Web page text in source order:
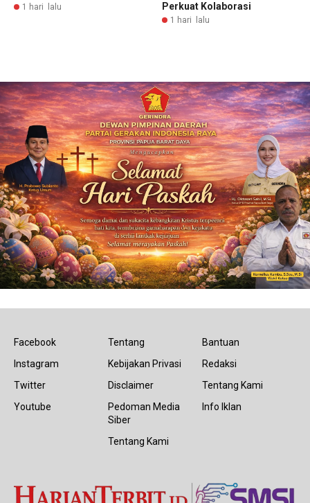
1 hari lalu
Perkuat Kolaborasi
1 hari lalu
Facebook
Instagram
Twitter
Youtube
Tentang
Kebijakan Privasi
Disclaimer
Pedoman Media
Siber
Tentang Kami
Bantuan
Redaksi
Tentang Kami
Info Iklan